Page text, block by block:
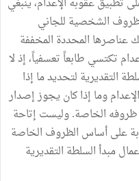
الشخصية للجاني
عناصرها المحددة المخففة
تكتسي طابعاً تعسفياً، إذ لا
التقديرية لتحديد ما إذا
وما إذا كان يجوز إصدار
ظروفه الخاصة. وليست إتاحة
على أساس الظروف الخاصة
مبدأ السلطة التقديرية